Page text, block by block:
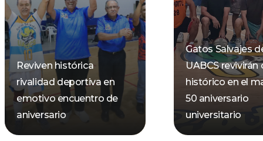
Reviven histórica
rivalidad deportiva en
emotivo encuentro de
aniversario
Gatos Salvajes
UABCS revivirán
histórico en el
50 aniversario
universitario